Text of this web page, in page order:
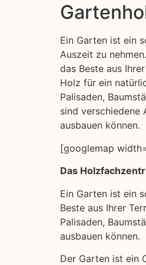
Ein Garten ist ein
Auszeit zu
das Beste aus
Holz für ein
Palisaden,
sind verschiedene
ausbauen können.
[googlemap
Das
Ein Garten ist ein
Beste aus Ihrer
Palisaden,
ausbauen können.
Der Garten ist ein